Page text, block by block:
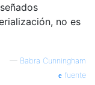
no es
— Babra Cunningham
fuente